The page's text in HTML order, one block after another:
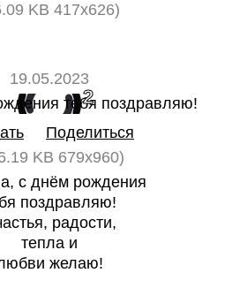
KB 417x626)
19.05.2023
0 2
Поделиться
KB 679x960)
с днём рождения
поздравляю!
радости,
тепла и
желаю!